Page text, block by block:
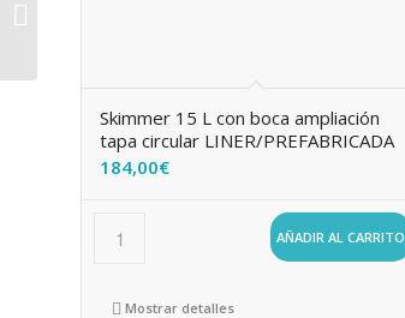
Skimmer 15 L con boca ampliación
tapa circular LINER/PREFABRICADA
184,00€
AÑADIR AL CARRITO
Mostrar detalles